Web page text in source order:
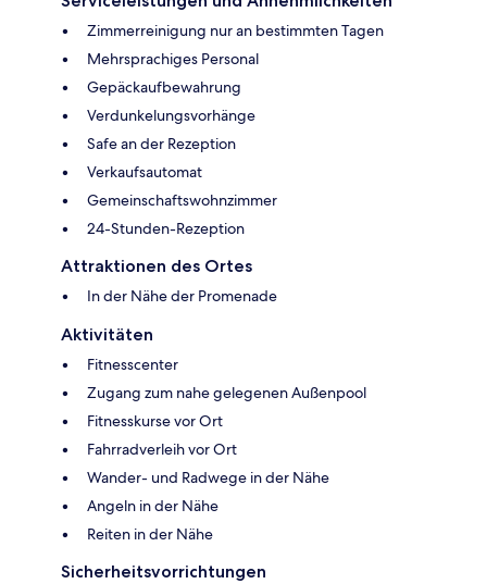
Zimmerreinigung nur an bestimmten Tagen
Mehrsprachiges Personal
Gepäckaufbewahrung
Verdunkelungsvorhänge
Safe an der Rezeption
Verkaufsautomat
Gemeinschaftswohnzimmer
24-Stunden-Rezeption
Attraktionen des Ortes
In der Nähe der Promenade
Aktivitäten
Fitnesscenter
Zugang zum nahe gelegenen Außenpool
Fitnesskurse vor Ort
Fahrradverleih vor Ort
Wander- und Radwege in der Nähe
Angeln in der Nähe
Reiten in der Nähe
Sicherheitsvorrichtungen